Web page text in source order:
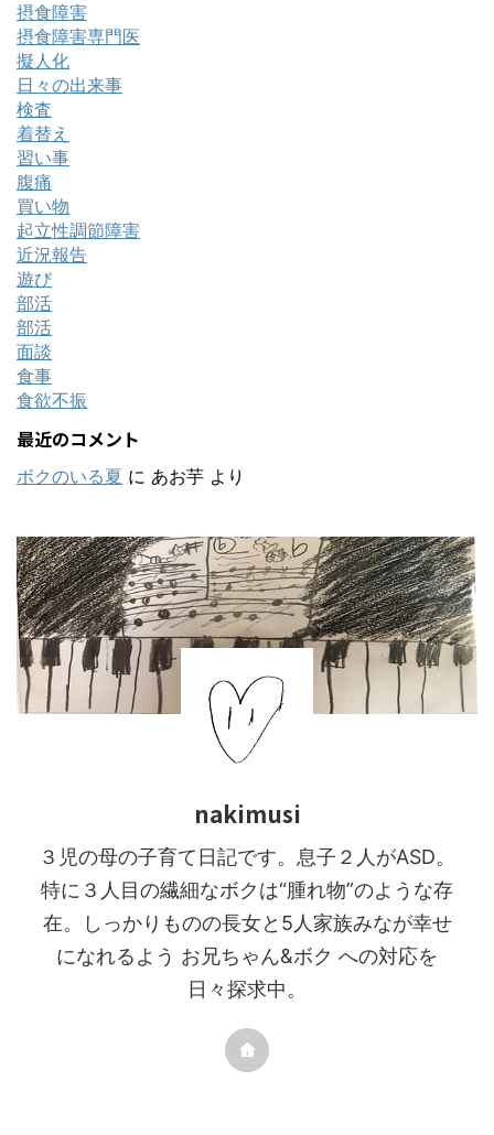
摂食障害
摂食障害専門医
擬人化
日々の出来事
検査
着替え
習い事
腹痛
買い物
起立性調節障害
近況報告
遊び
部活
部活
面談
食事
食欲不振
最近のコメント
ボクのいる夏 に あお芋 より
nakimusi
３児の母の子育て日記です。息子２人がASD。
特に３人目の繊細なボクは“腫れ物”のような存
在。しっかりものの長女と5人家族みなが幸せ
になれるよう お兄ちゃん&ボク への対応を
日々探求中。